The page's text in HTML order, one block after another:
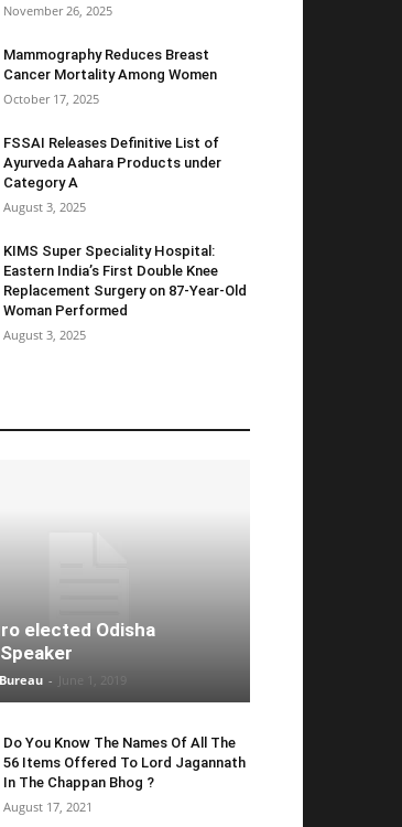
November 26, 2025
Mammography Reduces Breast
Cancer Mortality Among Women
October 17, 2025
FSSAI Releases Definitive List of
Ayurveda Aahara Products under
Category A
August 3, 2025
KIMS Super Speciality Hospital:
Eastern India’s First Double Knee
Replacement Surgery on 87-Year-Old
Woman Performed
August 3, 2025
elected Odisha
-
Do You Know The Names Of All The
56 Items Offered To Lord Jagannath
In The Chappan Bhog ?
August 17, 2021